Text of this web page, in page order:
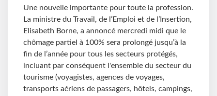
Une nouvelle importante pour toute la profession.
La ministre du Travail, de l’Emploi et de l’Insertion,
Elisabeth Borne, a annoncé mercredi midi que le
chômage partiel à 100% sera prolongé jusqu’à la
fin de l’année pour tous les secteurs protégés,
incluant par conséquent l'ensemble du secteur du
tourisme (voyagistes, agences de voyages,
transports aériens de passagers, hôtels, campings,